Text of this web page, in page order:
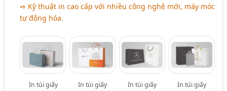
➺ Kỹ thuật in cao cấp với nhiều công nghệ mới, máy móc
tự động hóa.
In túi giấy In túi giấy In túi giấy In túi giấy